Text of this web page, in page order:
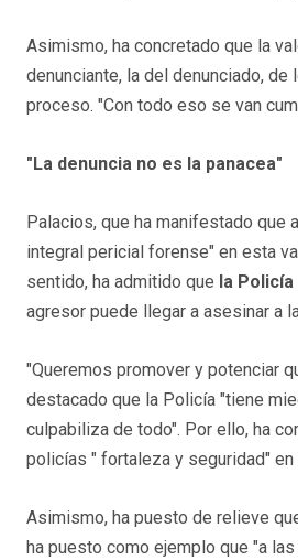
Asimismo, ha concretado que la
denunciante, la del denunciado,
proceso. "Con todo eso se van
"La denuncia no es la panacea"
Palacios, que ha manifestado
integral pericial forense" en esta
sentido, ha admitido que la
agresor puede llegar a asesinar a
"Queremos promover y potenciar
destacado que la Policía "tiene
culpabiliza de todo". Por ello, ha
policías " fortaleza y seguridad"
Asimismo, ha puesto de relieve
ha puesto como ejemplo que "a